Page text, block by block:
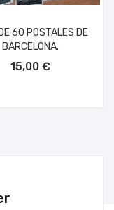
60 POSTALES DE
BARCELONA.
15,00 €